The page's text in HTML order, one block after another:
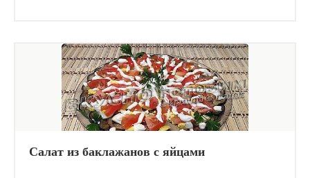
Салат из баклажанов с яйцами